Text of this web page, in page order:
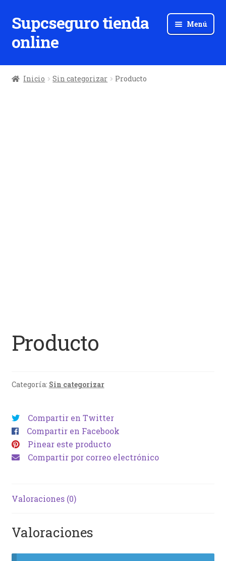
Ir
a
la
Ir
al
contenido
Supcseguro tienda
online
Menú
Inicio Sin categorizar Producto
Producto
Categoría: Sin categorizar
Compartir en Twitter
Compartir en Facebook
Pinear este producto
Compartir por correo electrónico
Valoraciones (0)
Valoraciones